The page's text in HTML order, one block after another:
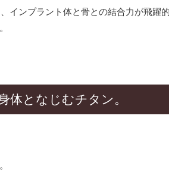
インプラント体と骨との結合力が飛躍
体となじむチタン。